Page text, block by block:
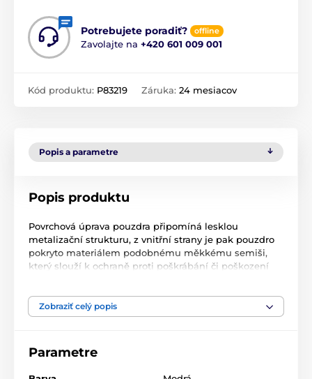
Potrebujete poradiť? offline
Zavolajte na +420 601 009 001
Kód produktu: P83219 Záruka: 24 mesiacov
Popis a parametre
Popis produktu
Povrchová úprava pouzdra připomíná lesklou
metalizační strukturu, z vnitřní strany je pak pouzdro
pokryto materiálem podobnému měkkému semiši,
který slouží k ochraně proti poškrábání či poškození
pouze praktickým magnetickým pásem, se kterým je
manipulace s obalem ještě jednodušší.
Zobraziť celý popis
Parametre